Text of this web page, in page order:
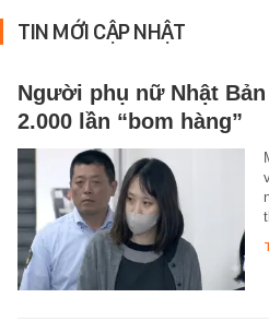
TIN MỚI CẬP NHẬT
Người phụ nữ Nhật
2.000 lần “bom hàng”